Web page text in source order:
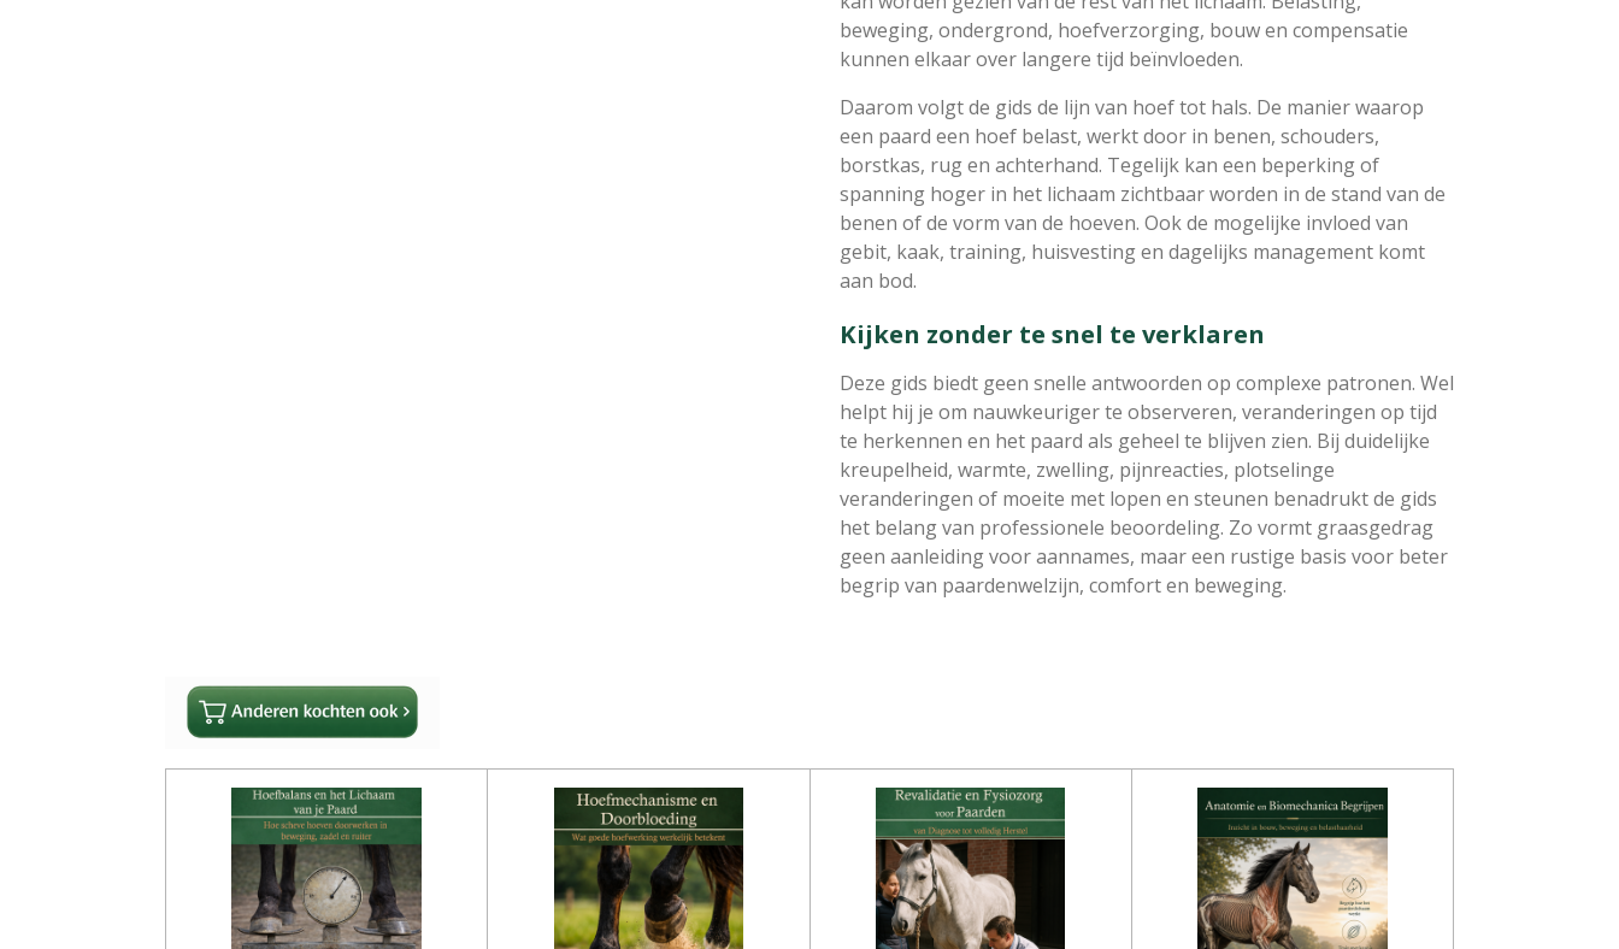
beweging, ondergrond, hoefverzorging, bouw en compensatie
kunnen elkaar over langere tijd beïnvloeden.
Daarom volgt de gids de lijn van hoef tot hals. De manier waarop
een paard een hoef belast, werkt door in benen, schouders,
borstkas, rug en achterhand. Tegelijk kan een beperking of
spanning hoger in het lichaam zichtbaar worden in de stand van de
benen of de vorm van de hoeven. Ook de mogelijke invloed van
gebit, kaak, training, huisvesting en dagelijks management komt
aan bod.
Kijken zonder te snel te verklaren
Deze gids biedt geen snelle antwoorden op complexe patronen. Wel
helpt hij je om nauwkeuriger te observeren, veranderingen op tijd
te herkennen en het paard als geheel te blijven zien. Bij duidelijke
kreupelheid, warmte, zwelling, pijnreacties, plotselinge
veranderingen of moeite met lopen en steunen benadrukt de gids
het belang van professionele beoordeling. Zo vormt graasgedrag
geen aanleiding voor aannames, maar een rustige basis voor beter
begrip van paardenwelzijn, comfort en beweging.